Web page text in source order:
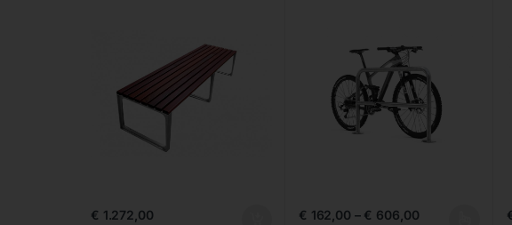
€ 1.272,00 € 162,00 – € 606,00